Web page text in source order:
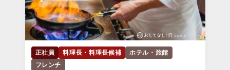
正社員 料理長・料理長候補
ホテル・旅館
フレンチ